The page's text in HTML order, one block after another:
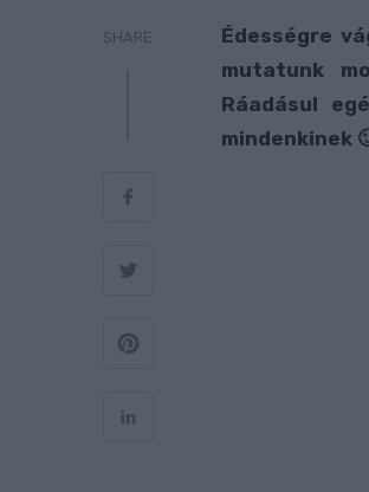
SHARE
Édességre
mutatunk
Ráadásul
mindenkinek